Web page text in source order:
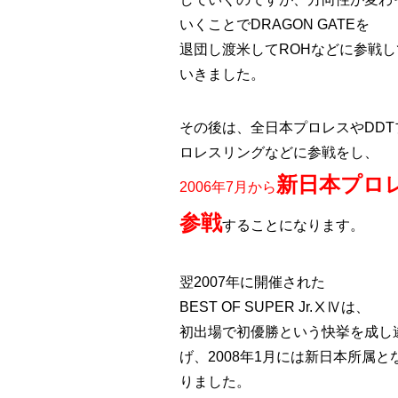
いくことでDRAGON GATEを
退団し渡米してROHなどに参戦し
いきました。
その後は、全日本プロレスやDDT
ロレスリングなどに参戦をし、
2006年7月から新日本プロ
参戦することになります。
翌2007年に開催された
BEST OF SUPER Jr.ⅩⅣは、
初出場で初優勝という快挙を成し
げ、2008年1月には新日本所属と
りました。